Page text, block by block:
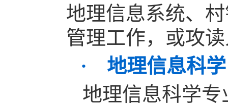
地理信息系统、
管理工作，或攻
· 地理信息科学
地理信息科学